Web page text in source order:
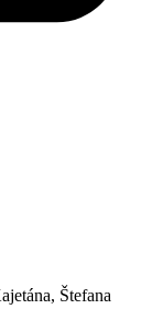
Štefana